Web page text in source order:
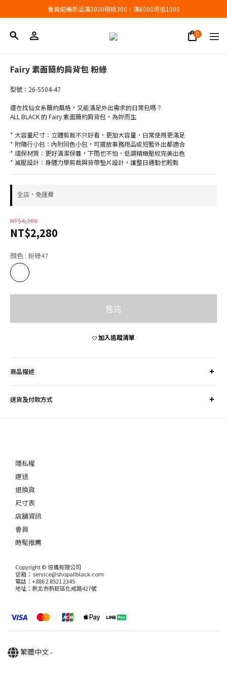
會員結帳新品滿3000現抵300，滿6000現抵1000
會員結帳新品滿3000現抵300，滿6000現抵1000
Fairy 素面簡約肩背包 粉綠
型號：26-5504-47
還在找仙女系簡約風格，又能滿足外出需求的日常包嗎？
ALL BLACK 的 Fairy 素面簡約肩背包，為妳而生
* 大容量尺寸：立體剪裁不只好看，更加大容量，日常使用更滿足
* 附隨行小包：內附同色小包，可擺放事務用品或短暫外出都適合
* 環保材質：更好清潔保養，下雨也不怕，低調精緻壓紋完美出色
* 減壓設計：身體力學剪裁與背帶墊片設計，讓整日通勤也輕鬆
全店，免運費
NT$4,280
NT$2,280
顏色 : 粉綠47
售完
加入追蹤清單
商品描述
送貨及付款方式
隱私權
運送
退換貨
尺寸表
店舖資訊
會員
時髦推薦
Copyright © 協儀有限公司
信箱： service@shopallblack.com
電話：+886 2 8521 2345
地址：新北市新莊區化成路427號
繁體中文